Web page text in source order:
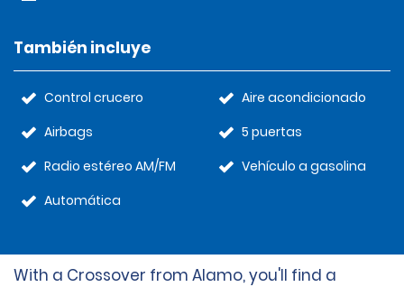
También incluye
Control crucero
Airbags
Radio estéreo AM/FM
Automática
Aire acondicionado
5 puertas
Vehículo a gasolina
With a Crossover from Alamo, you'll find a